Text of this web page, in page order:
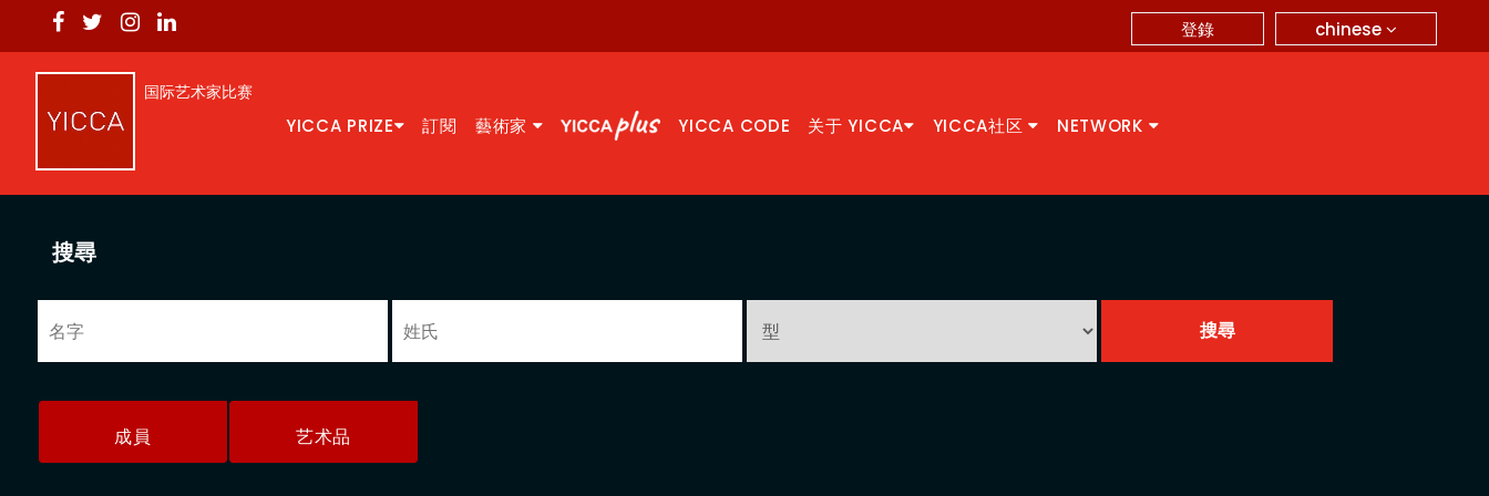
chinese
登錄
国际艺术家比赛
YICCA PRIZE 訂閱 藝術家 YICCA CODE 关于 YICCA YICCA社区 NETWORK
搜尋
成員 艺术品